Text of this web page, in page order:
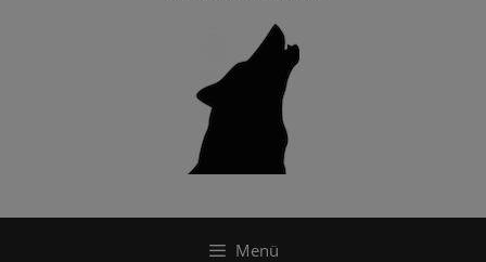
Menü